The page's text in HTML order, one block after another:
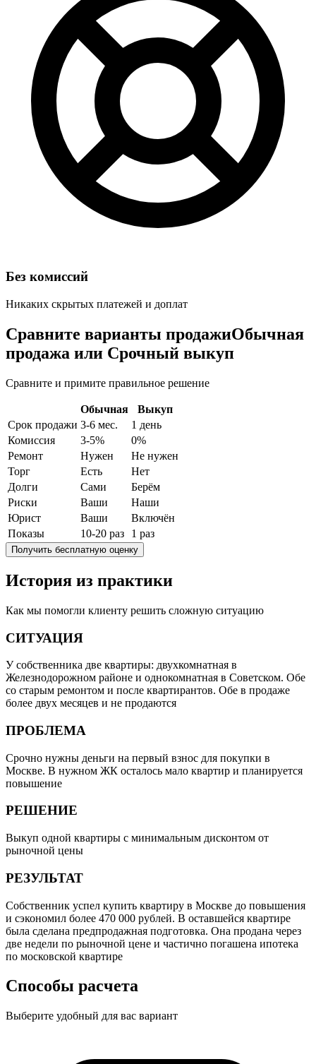
Без комиссий
Никаких скрытых платежей и доплат
Сравните варианты продажиОбычная
продажа или Срочный выкуп
Сравните и примите правильное решение
Обычная
Выкуп
Срок продажи 3-6 мес.
1 день
Комиссия
3-5%
0%
Ремонт
Нужен
Не нужен
Торг
Есть
Нет
Долги
Сами
Берём
Риски
Ваши
Наши
Юрист
Ваши
Включён
Показы
10-20 раз 1 раз
Получить бесплатную оценку
История из практики
Как мы помогли клиенту решить сложную ситуацию
СИТУАЦИЯ
У собственника две квартиры: двухкомнатная в
Железнодорожном районе и однокомнатная в Советском. Обе
со старым ремонтом и после квартирантов. Обе в продаже
более двух месяцев и не продаются
ПРОБЛЕМА
Срочно нужны деньги на первый взнос для покупки в
Москве. В нужном ЖК осталось мало квартир и планируется
повышение
РЕШЕНИЕ
Выкуп одной квартиры с минимальным дисконтом от
рыночной цены
РЕЗУЛЬТАТ
Собственник успел купить квартиру в Москве до повышения
и сэкономил более 470 000 рублей. В оставшейся квартире
была сделана предпродажная подготовка. Она продана через
две недели по рыночной цене и частично погашена ипотека
по московской квартире
Способы расчета
Выберите удобный для вас вариант